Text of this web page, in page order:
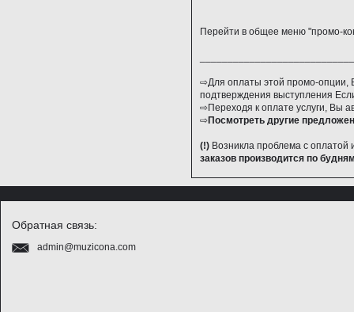
Перейти в общее меню "промо-
⇨Для оплаты этой промо-опции,
подтверждения выступления
⇨Переходя к оплате услуги, Вы
⇨Посмотреть другие
(!) Возникла проблема с
заказов производится по
Обратная связь:
admin@muzicona.com